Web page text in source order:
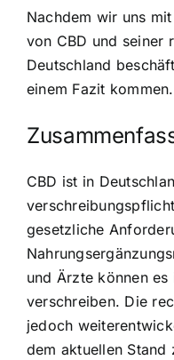
Nachdem wir uns
von CBD und seiner
Deutschland
einem Fazit kommen.
CBD ist in
gesetzliche
und Ärzte können es
verschreiben. Die
jedoch
dem aktuellen Stand